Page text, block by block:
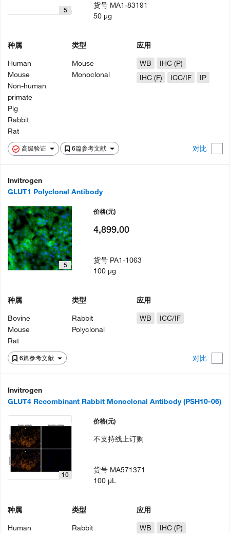
高级验证 6篇参考文献 对比
5
种属
Human
Mouse
Non-human
primate
Pig
Rabbit
Rat
类型
Mouse
Monoclonal
应用
WB
IHC (P)
IHC (F)
ICC/IF IP
货号 MA1-83191
50 µg
Invitrogen
GLUT1 Polyclonal Antibody
6篇参考文献 对比
5
种属
Bovine
Mouse
Rat
类型
Rabbit
Polyclonal
应用
WB
ICC/IF
价格(元)
4,899.00
货号 PA1-1063
100 µg
Invitrogen
GLUT4 Recombinant Rabbit Monoclonal Antibody (PSH10-06)
10
种属
Human
类型
Rabbit
应用
WB
IHC (P)
价格(元)
不支持线上订购
货号 MA571371
100 µL